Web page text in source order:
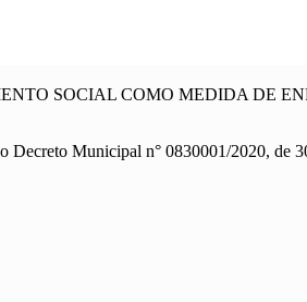
SOCIAL COMO MEDIDA DE
Municipal n° 0830001/2020, de